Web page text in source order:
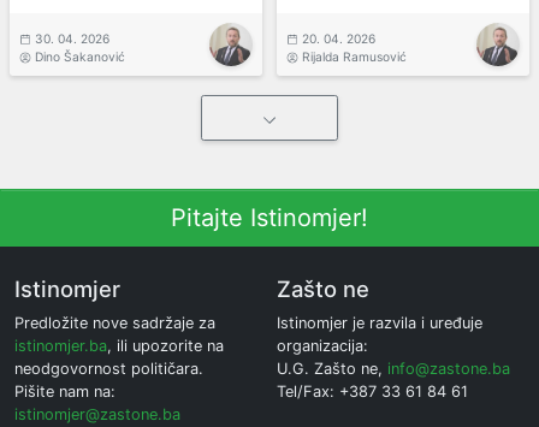
30. 04. 2026
Dino Šakanović
20. 04. 2026
Rijalda Ramusović
Pitajte Istinomjer!
Istinomjer
Predložite nove sadržaje za
istinomjer.ba, ili upozorite na
neodgovornost političara.
Pišite nam na:
istinomjer@zastone.ba
Zašto ne
Istinomjer je razvila i uređuje
organizacija:
U.G. Zašto ne, info@zastone.ba
Tel/Fax: +387 33 61 84 61